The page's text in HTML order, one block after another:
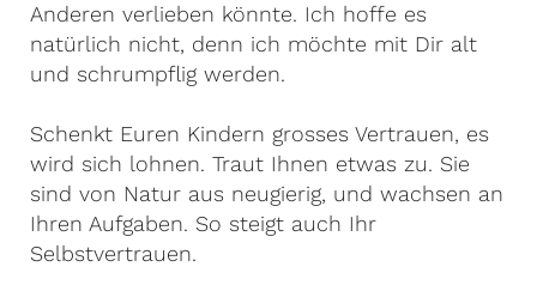
Anderen verlieben könnte. Ich hoffe es
natürlich nicht, denn ich möchte mit Dir alt
und schrumpflig werden.
Schenkt Euren Kindern grosses Vertrauen, es
wird sich lohnen. Traut Ihnen etwas zu. Sie
sind von Natur aus neugierig, und wachsen an
Ihren Aufgaben. So steigt auch Ihr
Selbstvertrauen.